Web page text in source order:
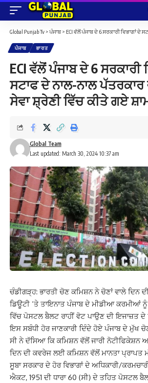
Global Punjab Tv > ਪੰਜਾਬ > ECI ਵੱਲੋਂ ਪੰਜਾਬ ਦੇ 6 ਸਰਕਾਰੀ ਵਿਭਾਗਾਂ ਦੇ ਸਟਾਫ ਦੇ ਨਾਲ-ਨਾਲ
ਪੰਜਾਬ ਭਾਰਤ
ECI ਵੱਲੋਂ ਪੰਜਾਬ ਦੇ 6 ਸਰਕਾਰੀ
ਸਟਾਫ ਦੇ ਨਾਲ-ਨਾਲ ਪੱਤਰਕਾਰ
ਸੇਵਾ ਸ਼੍ਰੇਣੀ ਵਿੱਚ ਕੀਤੇ ਗਏ
Last updated: March 30, 2024 10:37 am
Global Team
ਚੰਡੀਗੜ੍ਹ: ਭਾਰਤੀ ਚੋਣ ਕਮਿਸ਼ਨ ਨੇ ਚੋਣਾਂ ਵਾਲੇ ਦਿਨ
ਡਿਊਟੀ ‘ਤੇ ਤਾਇਨਾਤ ਪੰਜਾਬ ਦੇ ਮੀਡੀਆ ਕਰਮੀਆਂ
ਵਿੱਚ ਪੋਸਟਲ ਬੈਲਟ ਰਾਹੀਂ ਵੋਟ ਪਾਉਣ ਦੀ ਇਜਾਜ਼ਤ ਦੇ
ਇਸ ਸਬੰਧੀ ਹੋਰ ਜਾਣਕਾਰੀ ਦਿੰਦੇ ਹੋਏ ਪੰਜਾਬ ਦੇ ਮੁੱਖ
ਸੀ ਨੇ ਦੱਸਿਆ ਕਿ ਕਮਿਸ਼ਨ ਵੱਲੋਂ ਜਾਰੀ ਨੋਟੀਫਿਕੇਸ਼ਨ
ਦਿਨ ਦੀ ਕਵਰੇਜ ਲਈ ਕਮਿਸ਼ਨ ਵੱਲੋਂ ਮਾਨਤਾ
ਸੂਬਾ ਸਰਕਾਰ ਦੇ ਹੋਰ ਵਿਭਾਗਾਂ ਦੇ ਅਧਿਕਾਰੀ/
ਐਕਟ, 1951 ਦੀ ਧਾਰਾ 60 (ਸੀ) ਦੇ ਤਹਿਤ ਪੋਸਟਲ